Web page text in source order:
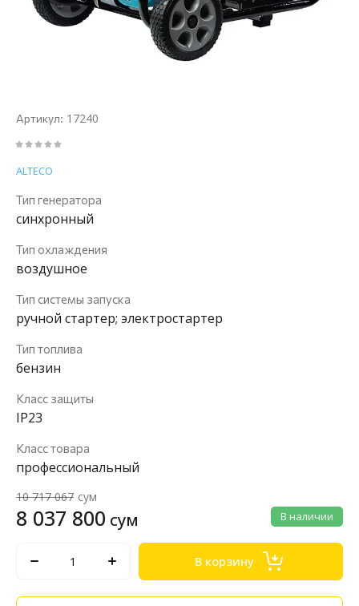
Артикул: 17240
ALTECO
Тип генератора
синхронный
Тип охлаждения
воздушное
Тип системы запуска
ручной стартер; электростартер
Тип топлива
бензин
Класс защиты
IP23
Класс товара
профессиональный
В наличии
10 717 067 сум
8 037 800 сум
В корзину